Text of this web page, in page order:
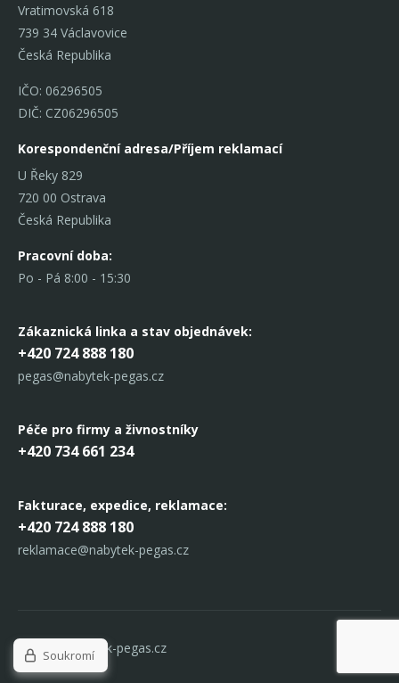
Vratimovská 618
739 34 Václavovice
Česká Republika
IČO: 06296505
DIČ: CZ06296505
Korespondenční adresa/Příjem reklamací
U Řeky 829
720 00 Ostrava
Česká Republika
Pracovní doba:
Po - Pá 8:00 - 15:30
Zákaznická linka a stav objednávek:
+420 724 888 180
pegas@nabytek-pegas.cz
Péče pro firmy a živnostníky
+420 734 661 234
Fakturace, expedice, reklamace:
+420 724 888 180
reklamace@nabytek-pegas.cz
© 2017 Nabytek-pegas.cz
Soukromí